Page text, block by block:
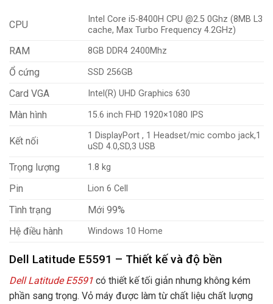
CPU
Intel Core i5-8400H CPU @2.5 0Ghz (8MB L3
cache, Max Turbo Frequency 4.2GHz)
RAM 8GB DDR4 2400Mhz
Ổ cứng SSD 256GB
Card VGA Intel(R) UHD Graphics 630
Màn hình 15.6 inch FHD 1920×1080 IPS
Kết nối
1 DisplayPort , 1 Headset/mic combo jack,1
uSD 4.0,SD,3 USB
Trọng lượng 1.8 kg
Pin Lion 6 Cell
Tình trạng
Mới 99%
Hệ điều hành
Windows 10 Home
Dell Latitude E5591 – Thiết kế và độ bền
Dell Latitude E5591 có thiết kế tối giản nhưng không kém
phần sang trọng. Vỏ máy được làm từ chất liệu chất lượng